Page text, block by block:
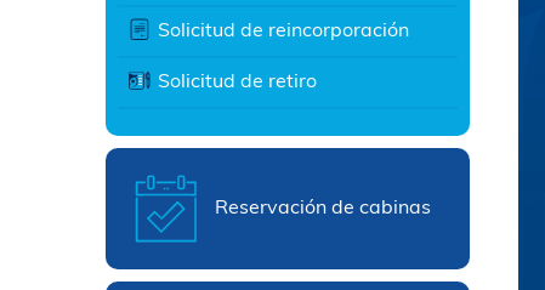
Solicitud de reincorporación
Solicitud de retiro
Reservación de cabinas